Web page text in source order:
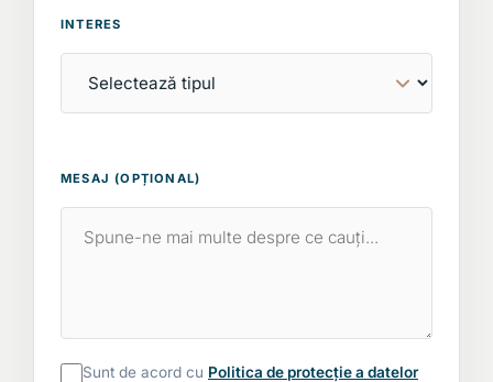
INTERES
MESAJ (OPȚIONAL)
Sunt de acord cu Politica de protecție a datelor